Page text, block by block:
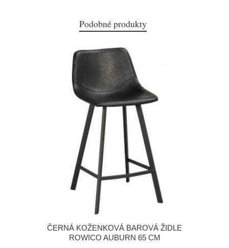
Podobné produkty
ČERNÁ KOŽENKOVÁ BAROVÁ ŽIDLE
ROWICO AUBURN 65 CM